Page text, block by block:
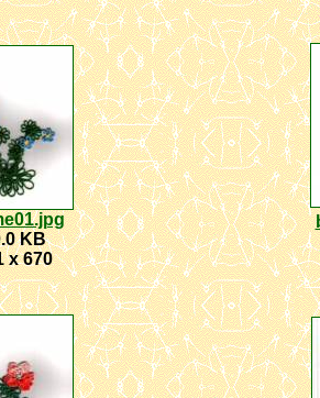
KB
x 670